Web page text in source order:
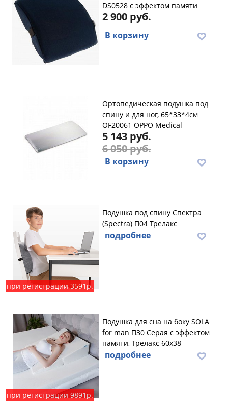
DS0528 с эффектом памяти
2 900 руб.
В корзину
Ортопедическая подушка под
спину и для ног, 65*33*4см
OF20061 OPPO Medical
5 143 руб.
6 050 руб.
В корзину
при регистрации 3591р.
Подушка под спину Спектра
(Spectra) П04 Трелакс
подробнее
при регистрации 9891р.
Подушка для сна на боку SOLA
for man П30 Серая с эффектом
памяти, Трелакс 60х38
подробнее